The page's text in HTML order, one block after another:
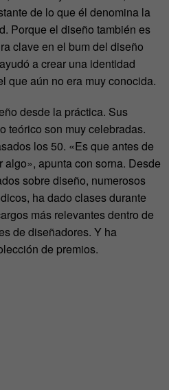
de lo que él denomina la
Porque el diseño también es
clave en el bum del diseño
a crear una identidad
que aún no era muy conocida.
desde la práctica. Sus
teórico son muy celebradas.
los 50. «Es que antes de
apunta con sorna. Desde
sobre diseño, numerosos
ha dado clases durante
más relevantes dentro de
de diseñadores. Y ha
de premios.